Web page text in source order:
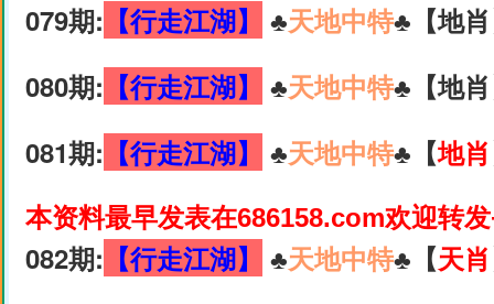
079期: 【行走江湖】 ♣️天地中特♣️【地
080期: 【行走江湖】 ♣️天地中特♣️【地
081期: 【行走江湖】 ♣️天地中特♣️【地肖
本资料最早发表在686158.com欢迎转
082期: 【行走江湖】 ♣️天地中特♣️【天肖